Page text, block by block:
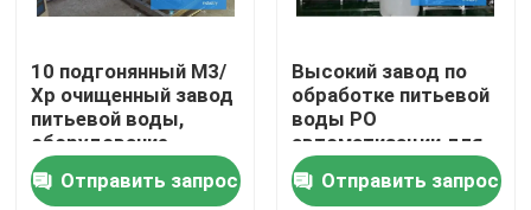
Мобильный завод очистки воды
Завод водоочистки реки
10 подгонянный М3/
Хр очищенный завод
питьевой воды,
оборудование
фильтрации воды
Отправить запрос
Высокий завод по
обработке питьевой
воды РО
автоматизации для
дела 0.3-200000Т/Х
Отправить запрос